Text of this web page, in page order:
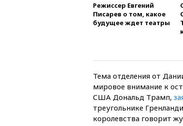
Режиссер Евгений
Писарев о том, какое
будущее ждет театры
Тема отделения от
мировое внимание к
США Дональд Трамп,
треугольнике
королевства говорит